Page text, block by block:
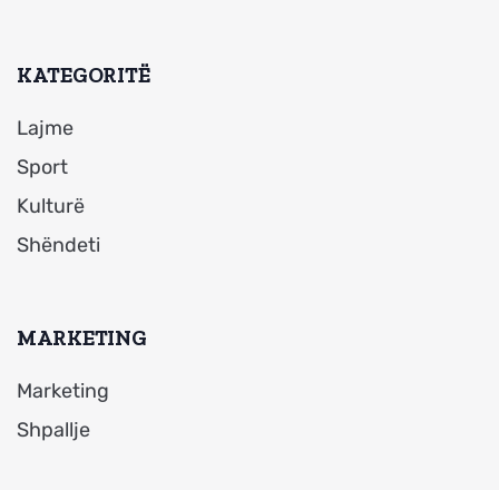
KATEGORITË
Lajme
Sport
Kulturë
Shëndeti
MARKETING
Marketing
Shpallje